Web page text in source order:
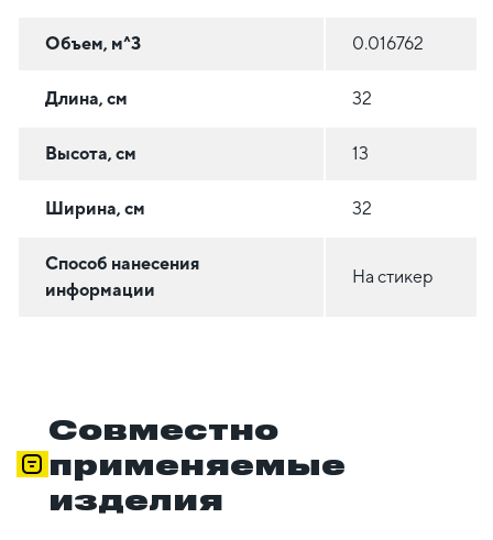
Объем, м^3 0.016762
Длина, см 32
Высота, см 13
Ширина, см 32
Способ нанесения
информации
На стикер
Совместно
применяемые
изделия